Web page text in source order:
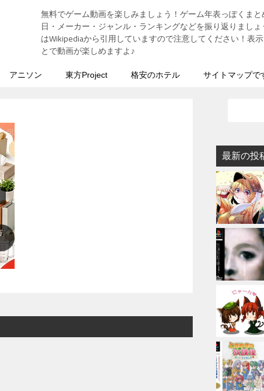
無料でゲーム動画を楽しみましょう！ゲーム年表っぽくま
日・メーカー・ジャンル・ランキングなどを振り返りまし
はWikipediaから引用していますので注意してください！表
とで動画が楽しめますよ♪
アニソン 東方Project 格安のホテル サイトマップで
最新の投